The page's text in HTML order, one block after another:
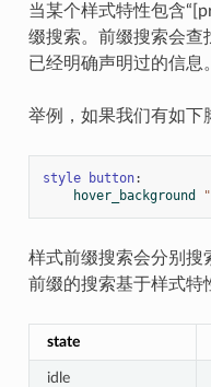
当某个样式特性包含
缀搜索。前缀搜索会查
已经明确声明过的信息。
举例，如果我们有如下
style button:
hover_background
样式前缀搜索会分别搜
前缀的搜索基于样式特
state
idle